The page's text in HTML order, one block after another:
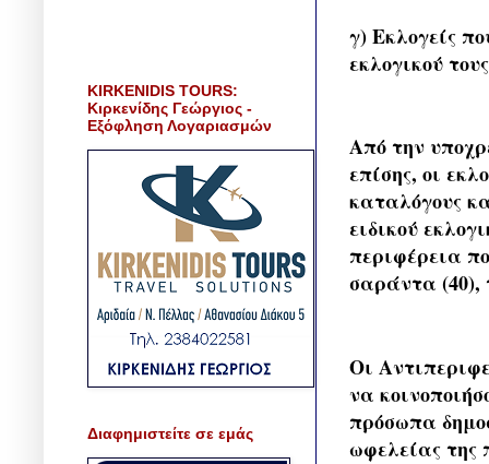
γ) Εκλογείς
εκλογικού
Από την
επίσης, οι
καταλόγους
ειδικού
περιφέρεια
σαράντα (40),
Οι
να
πρόσωπα
ωφελείας της
KIRKENIDIS TOURS:
Κιρκενίδης Γεώργιος -
Εξόφληση Λογαριασμών
Διαφημιστείτε σε εμάς